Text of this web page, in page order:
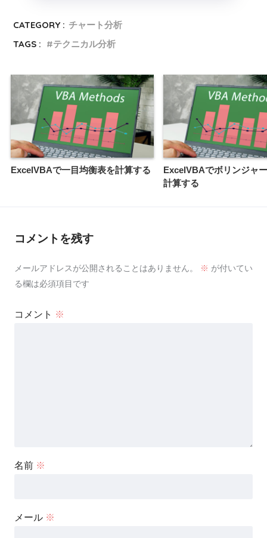
CATEGORY : チャート分析
TAGS :
テクニカル分析
ExcelVBAで一目均衡表を計算する
ExcelVBAでボリンジャ
計算する
コメントを残す
メールアドレスが公開されることはありません。 ※ が付いてい
る欄は必須項目です
コメント ※
名前 ※
メール ※